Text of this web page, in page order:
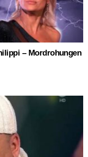
– Mordrohungen